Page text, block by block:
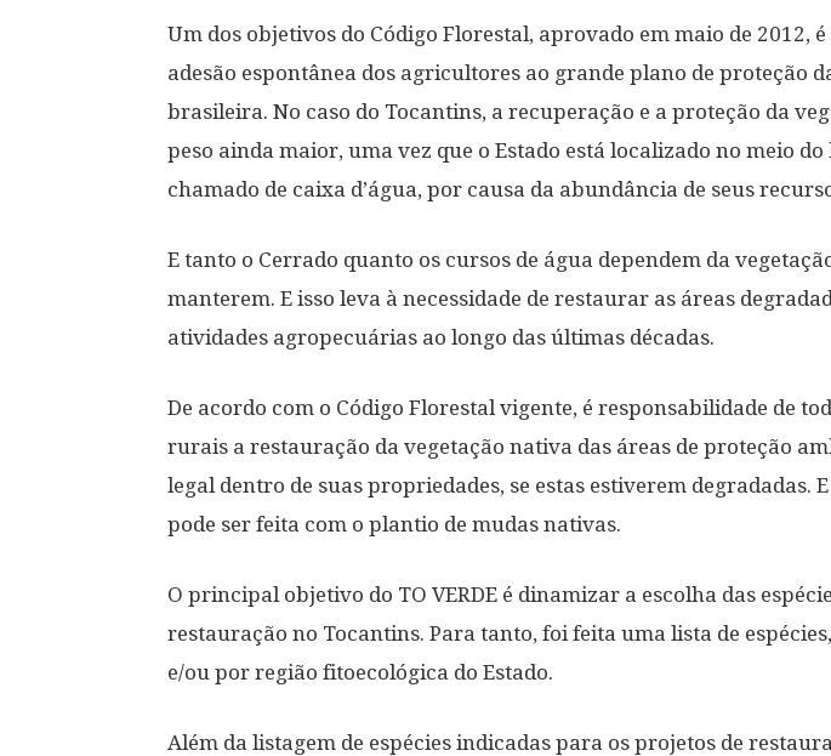
Um dos objetivos do Código Florestal, aprovado em maio de 2012,
adesão espontânea dos agricultores ao grande plano de proteção
brasileira. No caso do Tocantins, a recuperação e a proteção da
peso ainda maior, uma vez que o Estado está localizado no meio do
chamado de caixa d’água, por causa da abundância de seus
E tanto o Cerrado quanto os cursos de água dependem da
manterem. E isso leva à necessidade de restaurar as áreas
atividades agropecuárias ao longo das últimas décadas.
De acordo com o Código Florestal vigente, é responsabilidade de
rurais a restauração da vegetação nativa das áreas de proteção
legal dentro de suas propriedades, se estas estiverem degradadas.
pode ser feita com o plantio de mudas nativas.
O principal objetivo do TO VERDE é dinamizar a escolha das
restauração no Tocantins. Para tanto, foi feita uma lista de
e/ou por região fitoecológica do Estado.
Além da listagem de espécies indicadas para os projetos de